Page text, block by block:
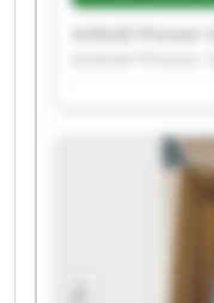
Ambold Pressen
Ambold
Ambold Pressen
Ambold
Ambold Pressen
Ambold Pressen